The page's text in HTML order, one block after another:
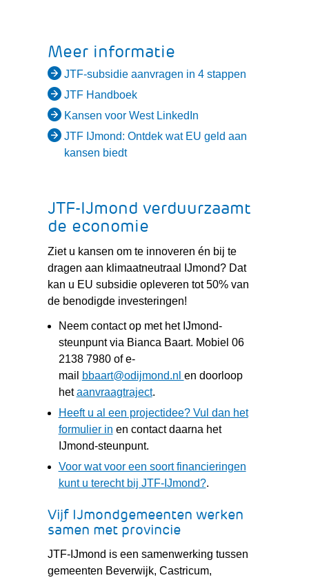
Meer informatie
JTF-subsidie aanvragen in 4 stappen(verwijst
website)
JTF Handboek(verwijst
naar
andere
Kansen voor West LinkedIn(verwijst
naar
JTF IJmond: Ontdek wat EU geld aan
kansen biedt(verwijst
andere
website)
JTF-IJmond verduurzaamt
de economie
Ziet u kansen om te innoveren én bij te
dragen aan klimaatneutraal IJmond? Dat
kan u EU subsidie opleveren tot 50% van
de benodigde investeringen!
Neem contact op met het IJmond-
steunpunt via Bianca Baart. Mobiel 06
2138 7980 of e-
mail
bbaart@odijmond.nl en doorloop
hetaanvraagtraject(verwijst
naar
een
.
Heeft u al een projectidee? Vul dan het
formulier in(verwijst
naar
een
andere
en contact daarna het
IJmond-steunpunt.
Voor wat voor een soort financieringen
kunt u terecht bij JTF-IJmond?(verwijst
een
website)
.
Vijf IJmondgemeenten werken
samen met provincie
JTF-IJmond is een samenwerking tussen
gemeenten Beverwijk, Castricum,